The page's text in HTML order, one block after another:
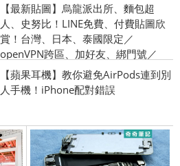
【最新貼圖】烏龍派出所、麵包超
人、史努比！LINE免費、付費貼圖欣
賞！台灣、日本、泰國限定／
openVPN跨區、加好友、綁門號／
2015/10/8
【蘋果耳機】教你避免AirPods連到別
人手機！iPhone配對錯誤